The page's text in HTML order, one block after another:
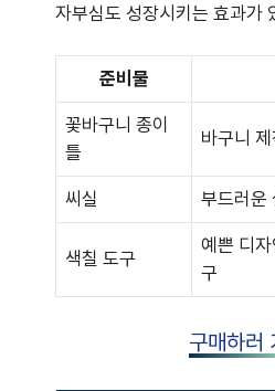
자부심도 성장시키는 효과가
준비물
꽃바구니 종이
틀
바구니
씨실 부드러운
색칠 도구
예쁜 디
구
구매하러